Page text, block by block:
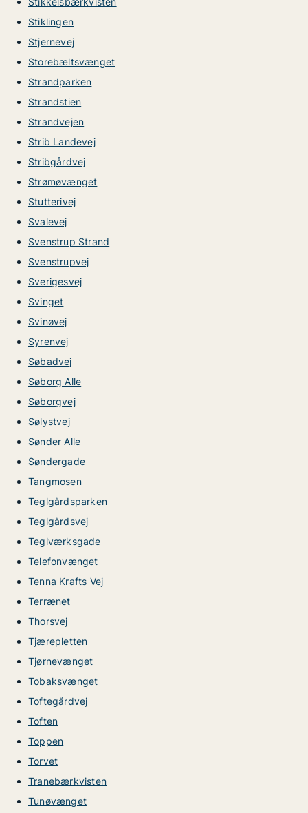
Stiklingen
Stjernevej
Storebæltsvænget
Strandparken
Strandstien
Strandvejen
Strib Landevej
Stribgårdvej
Strømøvænget
Stutterivej
Svalevej
Svenstrup Strand
Svenstrupvej
Sverigesvej
Svinget
Svinøvej
Syrenvej
Søbadvej
Søborg Alle
Søborgvej
Sølystvej
Sønder Alle
Søndergade
Tangmosen
Teglgårdsparken
Teglgårdsvej
Teglværksgade
Telefonvænget
Tenna Krafts Vej
Terrænet
Thorsvej
Tjærepletten
Tjørnevænget
Tobaksvænget
Toftegårdvej
Toften
Toppen
Torvet
Tranebærkvisten
Tunøvænget